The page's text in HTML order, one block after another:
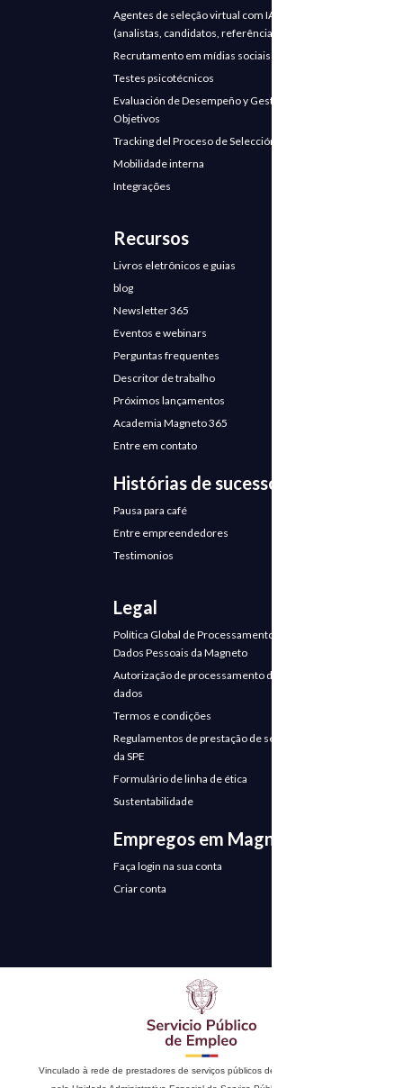
Agentes de seleção virtual com IA
(analistas, candidatos, referências)
Recrutamento em mídias sociais
Testes psicotécnicos
Evaluación de Desempeño y Gestión de
Objetivos
Tracking del Proceso de Selección
Mobilidade interna
Integrações
Recursos
Livros eletrônicos e guias
blog
Newsletter 365
Eventos e webinars
Perguntas frequentes
Descritor de trabalho
Próximos lançamentos
Academia Magneto 365
Entre em contato
Histórias de sucesso
Pausa para café
Entre empreendedores
Testimonios
Legal
Política Global de Processamento de
Dados Pessoais da Magneto
Autorização de processamento de
dados
Termos e condições
Regulamentos de prestação de serviços
da SPE
Formulário de linha de ética
Sustentabilidade
Empregos em Magneto
Faça login na sua conta
Criar conta
Vinculado à rede de prestadores de serviços públicos de emprego. Autorizado